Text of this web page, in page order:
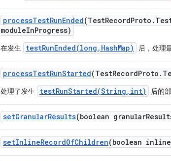
processTestRunEnded(TestRecordProto .
moduleInProgress)
在发生 testRunEnded(long,HashMap) 后，处理
processTestRunStarted(TestRecordProto .
处理了发生 testRunStarted(String,int) 后的
setGranularResults(boolean granular
setInlineRecordOfChildren(boolean